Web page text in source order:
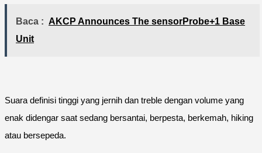
Baca : AKCP Announces The sensorProbe+1 Base
Unit
Suara definisi tinggi yang jernih dan treble dengan volume yang
enak didengar saat sedang bersantai, berpesta, berkemah, hiking
atau bersepeda.